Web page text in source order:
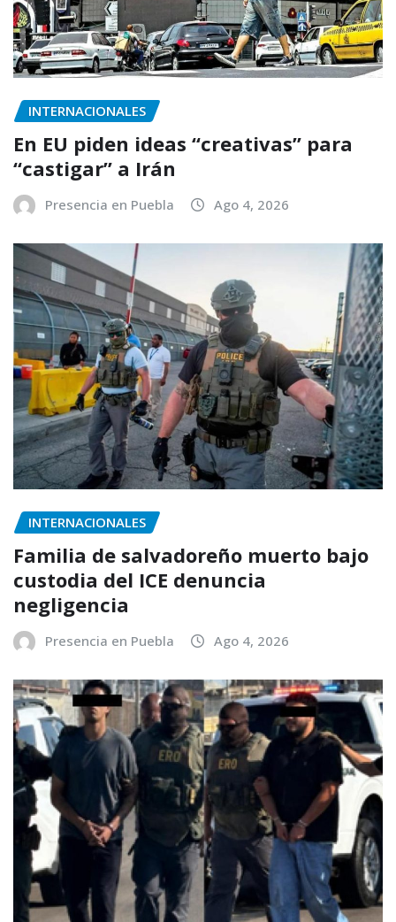
INTERNACIONALES
En EU piden ideas “creativas” para
“castigar” a Irán
Presencia en Puebla Ago 4, 2026
INTERNACIONALES
Familia de salvadoreño muerto bajo
custodia del ICE denuncia
negligencia
Presencia en Puebla Ago 4, 2026